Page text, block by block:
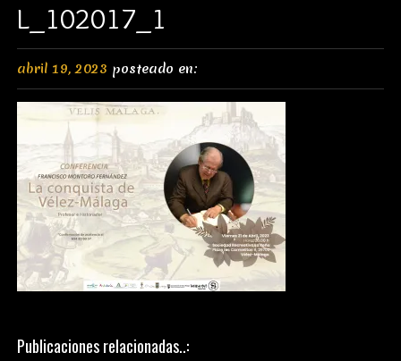
L_102017_1
abril 19, 2023 posteado en:
Publicaciones relacionadas..: